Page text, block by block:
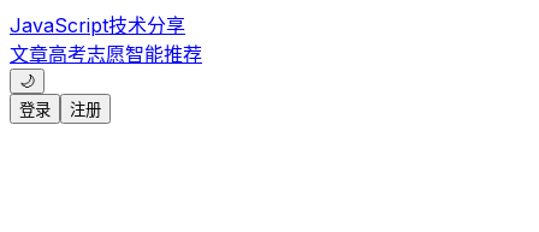
JavaScript技术分享
文章高考志愿智能推荐
🌙
登录
注册